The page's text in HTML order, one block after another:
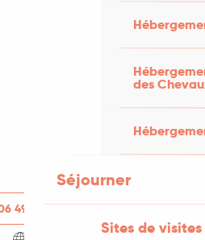
des
Séjourner
Sites de visites
49 93 74▒▒